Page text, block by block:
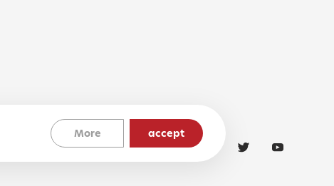
More accept
Cookies Policy